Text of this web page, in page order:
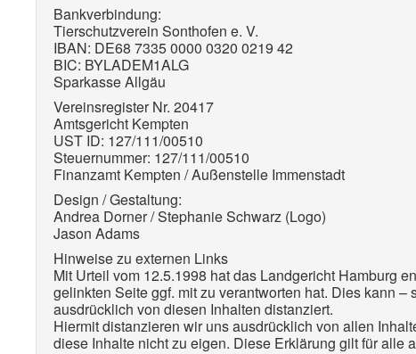
Bankverbindung:
Tierschutzverein Sonthofen e. V.
IBAN: DE68 7335 0000 0320 0219 42
BIC: BYLADEM1ALG
Sparkasse Allgäu
Vereinsregister Nr. 20417
Amtsgericht Kempten
UST ID: 127/111/00510
Steuernummer: 127/111/00510
Finanzamt Kempten / Außenstelle Immenstadt
Design / Gestaltung:
Andrea Dorner / Stephanie Schwarz (Logo)
Jason Adams
Hinweise zu externen Links
Mit Urteil vom 12.5.1998 hat das Landgericht Hamburg
gelinkten Seite ggf. mit zu verantworten hat. Dies kann –
ausdrücklich von diesen Inhalten distanziert.
Hiermit distanzieren wir uns ausdrücklich von allen
diese Inhalte nicht zu eigen. Diese Erklärung gilt für alle